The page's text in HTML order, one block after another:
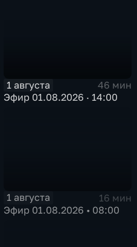
1 августа
46 мин
Эфир 01.08.2026 · 14:00
1 августа
16 мин
Эфир 01.08.2026 • 08:00